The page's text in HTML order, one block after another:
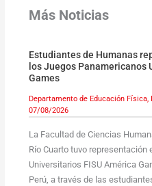
Más Noticias
Estudiantes de Humanas
los Juegos Panamericanos
Games
Departamento de Educación Física,
07/08/2026
La Facultad de Ciencias
Río Cuarto tuvo
Universitarios FISU América
Perú, a través de las